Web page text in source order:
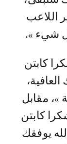
اللاعب
شيء ».
كابتن
»، مقابل
كابتن
يوفقك